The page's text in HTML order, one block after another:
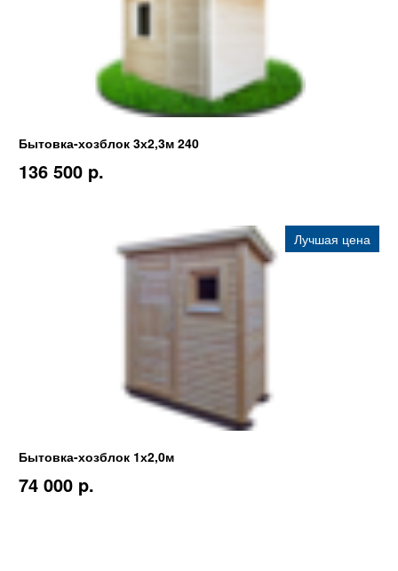
Бытовка-хозблок 3х2,3м 240
136 500 p.
Лучшая цена
Бытовка-хозблок 1х2,0м
74 000 p.